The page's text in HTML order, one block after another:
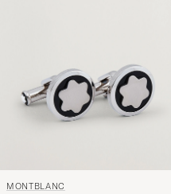
MONTBLANC